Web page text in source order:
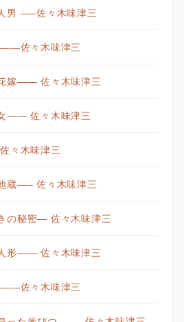
男 —–佐々木味津三
——佐々木味津三
嫁—— 佐々木味津三
—— 佐々木味津三
々木味津三
蔵—– 佐々木味津三
の秘密— 佐々木味津三
形—— 佐々木味津三
——佐々木味津三